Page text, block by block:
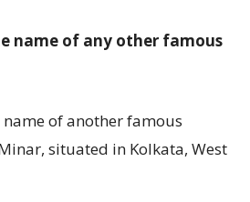
name of any other famous
name of another famous
situated in Kolkata, West